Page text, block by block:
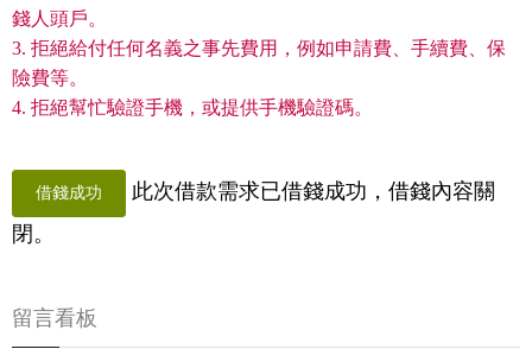
錢人頭戶。
3. 拒絕給付任何名義之事先費用，例如申請費、手續費、保
險費等。
4. 拒絕幫忙驗證手機，或提供手機驗證碼。
借錢成功
此次借款需求已借錢成功，借錢內容關
閉。
留言看板